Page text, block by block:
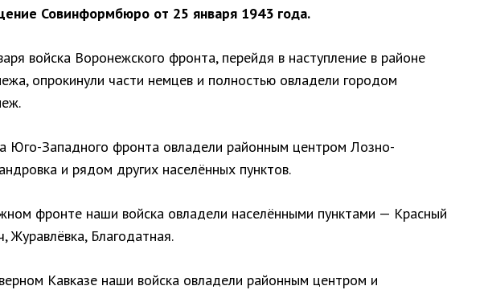
Совинформбюро от 25 января 1943 года.
войска Воронежского фронта, перейдя в наступление в районе
опрокинули части немцев и полностью овладели городом
Юго-Западного фронта овладели районным центром Лозно-
и рядом других населённых пунктов.
фронте наши войска овладели населёнными пунктами — Красный
Журавлёвка, Благодатная.
Кавказе наши войска овладели районным центром и